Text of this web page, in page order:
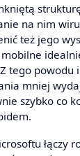
na nim
też jego
tego powodu
mniej
szybko co
łączy